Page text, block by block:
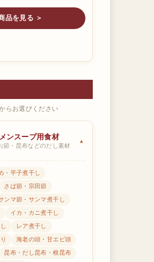
品を見る ＞
らお選びください
ンスープ用食材
節・昆布などのだし素材
・平子煮干し
さば節・宗田節
ンマ節・サンマ煮干し
イカ・カニ煮干し
レア煮干し
海老の頭・甘エビ頭
昆布・だし昆布・根昆布